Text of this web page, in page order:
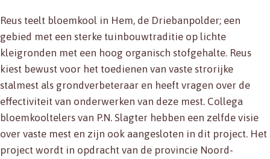
Reus teelt bloemkool in Hem, de Driebanpolder; een
gebied met een sterke tuinbouwtraditie op lichte
kleigronden met een hoog organisch stofgehalte. Reus
kiest bewust voor het toedienen van vaste strorijke
stalmest als grondverbeteraar en heeft vragen over de
effectiviteit van onderwerken van deze mest. Collega
bloemkooltelers van P.N. Slagter hebben een zelfde visie
over vaste mest en zijn ook aangesloten in dit project. Het
project wordt in opdracht van de provincie Noord-